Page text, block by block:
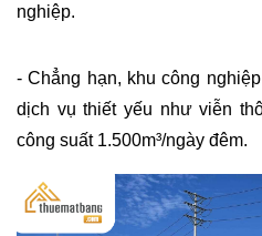
nghiệp.
- Chẳng hạn, khu công
dịch vụ thiết yếu như viễn
công suất 1.500m³/ngày đêm.